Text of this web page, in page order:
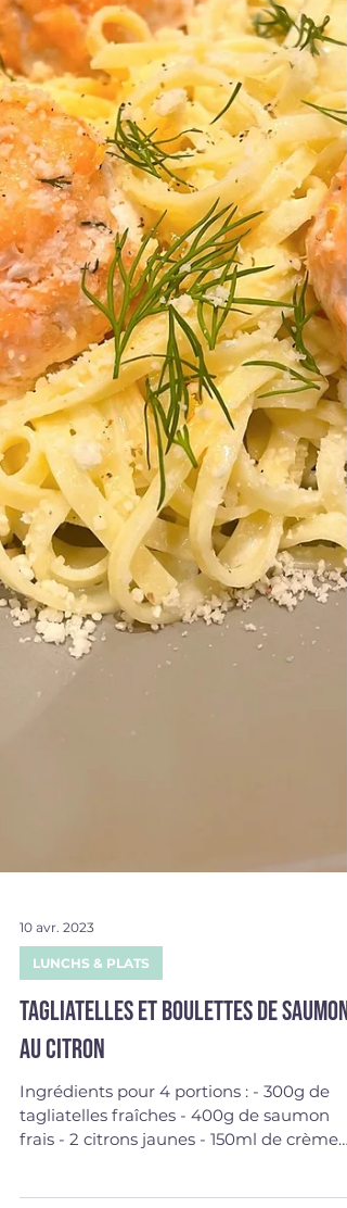
10 avr. 2023
LUNCHS & PLATS
Tagliatelles et boulettes de saumon
au citron
Ingrédients pour 4 portions : - 300g de
frais - 2 citrons jaunes - 150ml de crème